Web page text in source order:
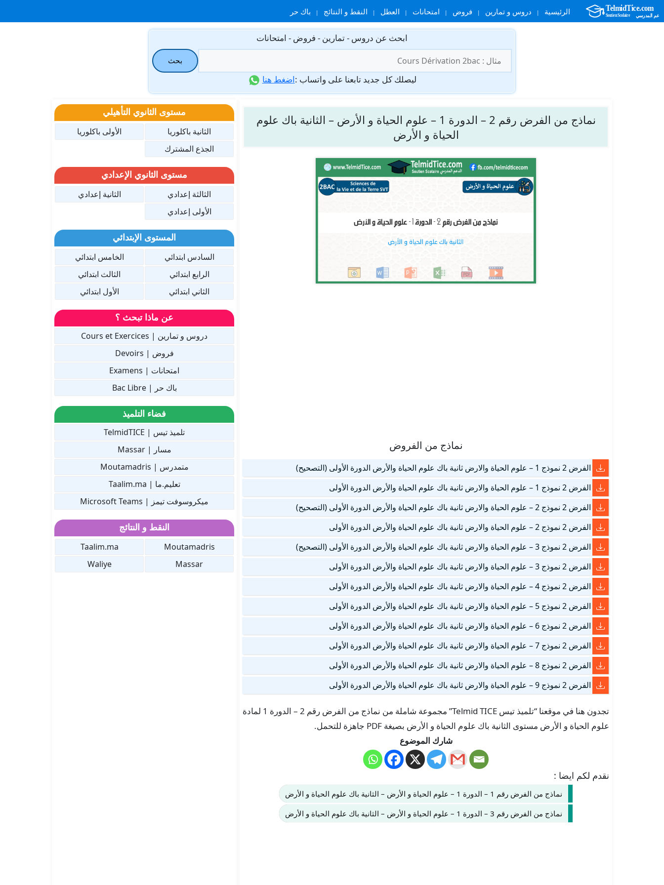
الرئيسية دروس و تمارين فروض امتحانات العطل النقط و النتائج باك حر
ابحث عن دروس - تمارين - فروض - امتحانات
عن:
بحث
ليصلك كل جديد تابعنا على واتساب :اضغط هنا
نماذج من الفرض رقم 2 – الدورة 1 – علوم الحياة و الأرض – الثانية باك علوم
الحياة و الأرض
نماذج من الفروض
الفرض 2 نموذج 1 – علوم الحياة والارض ثانية باك علوم الحياة والأرض الدورة الأولى (التصحيح)
الفرض 2 نموذج 1 – علوم الحياة والارض ثانية باك علوم الحياة والأرض الدورة الأولى
الفرض 2 نموذج 2 – علوم الحياة والارض ثانية باك علوم الحياة والأرض الدورة الأولى (التصحيح)
الفرض 2 نموذج 2 – علوم الحياة والارض ثانية باك علوم الحياة والأرض الدورة الأولى
الفرض 2 نموذج 3 – علوم الحياة والارض ثانية باك علوم الحياة والأرض الدورة الأولى (التصحيح)
الفرض 2 نموذج 3 – علوم الحياة والارض ثانية باك علوم الحياة والأرض الدورة الأولى
الفرض 2 نموذج 4 – علوم الحياة والارض ثانية باك علوم الحياة والأرض الدورة الأولى
الفرض 2 نموذج 5 – علوم الحياة والارض ثانية باك علوم الحياة والأرض الدورة الأولى
الفرض 2 نموذج 6 – علوم الحياة والارض ثانية باك علوم الحياة والأرض الدورة الأولى
الفرض 2 نموذج 7 – علوم الحياة والارض ثانية باك علوم الحياة والأرض الدورة الأولى
الفرض 2 نموذج 8 – علوم الحياة والارض ثانية باك علوم الحياة والأرض الدورة الأولى
الفرض 2 نموذج 9 – علوم الحياة والارض ثانية باك علوم الحياة والأرض الدورة الأولى
تجدون هنا في موقعنا “تلميذ تيس Telmid TICE” مجموعة شاملة من نماذج من الفرض رقم 2 – الدورة 1 لمادة
علوم الحياة و الأرض مستوى الثانية باك علوم الحياة و الأرض بصيغة PDF جاهزة للتحمل.
شارك الموضوع
نقدم لكم ايضا :
نماذج من الفرض رقم 1 – الدورة 1 – علوم الحياة و الأرض – الثانية باك علوم الحياة و الأرض
نماذج من الفرض رقم 3 – الدورة 1 – علوم الحياة و الأرض – الثانية باك علوم الحياة و الأرض
مستوى الثانوي التأهيلي
الثانية باكلوريا
الأولى باكلوريا
الجذع المشترك
مستوى الثانوي الإعدادي
الثالثة إعدادي
الثانية إعدادي
الأولى إعدادي
المستوى الإبتدائي
السادس ابتدائي
الخامس ابتدائي
الرابع ابتدائي
الثالث ابتدائي
الثاني ابتدائي
الأول ابتدائي
عن ماذا تبحث ؟
دروس و تمارين | Cours et Exercices
فروض | Devoirs
امتحانات | Examens
باك حر | Bac Libre
فضاء التلميذ
تلميذ تيس | TelmidTICE
مسار | Massar
متمدرس | Moutamadris
تعليم.ما | Taalim.ma
ميكروسوفت تيمز | Microsoft Teams
النقط و النتائج
Moutamadris
Taalim.ma
Massar
Waliye